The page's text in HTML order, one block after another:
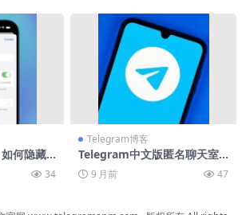
何隐藏
34
Telegram博客
Telegram中文版匿名聊天室
使用指南
9 月前 47